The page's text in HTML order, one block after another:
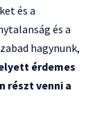
és a
és a
hagynunk,
érdemes
részt venni a